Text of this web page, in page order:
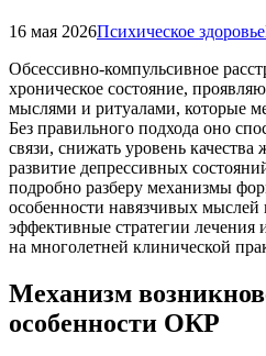
16 мая 2026Психическое здоровье
Обсессивно-компульсивное
хроническое состояние,
мыслями и ритуалами, которые
Без правильного подхода оно
связи, снижать уровень
развитие депрессивных
подробно разберу механизмы
особенности навязчивых мыслей
эффективные стратегии
на многолетней клинической
Механизм
особенности ОКР